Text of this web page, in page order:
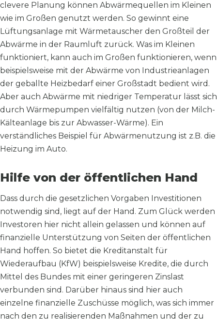
clevere Planung können Abwärmequellen im Kleinen
wie im Großen genutzt werden. So gewinnt eine
Lüftungsanlage mit Wärmetauscher den Großteil der
Abwärme in der Raumluft zurück. Was im Kleinen
funktioniert, kann auch im Großen funktionieren, wenn
beispielsweise mit der Abwärme von Industrieanlagen
der geballte Heizbedarf einer Großstadt bedient wird.
Aber auch Abwärme mit niedriger Temperatur lässt sich
durch Wärmepumpen vielfältig nutzen (von der Milch-
Kälteanlage bis zur Abwasser-Wärme). Ein
verständliches Beispiel für Abwärmenutzung ist z.B. die
Heizung im Auto.
Hilfe von der öffentlichen Hand
Dass durch die gesetzlichen Vorgaben Investitionen
notwendig sind, liegt auf der Hand. Zum Glück werden
Investoren hier nicht allein gelassen und können auf
finanzielle Unterstützung von Seiten der öffentlichen
Hand hoffen. So bietet die Kreditanstalt für
Wiederaufbau (KfW) beispielsweise Kredite, die durch
Mittel des Bundes mit einer geringeren Zinslast
verbunden sind. Darüber hinaus sind hier auch
einzelne finanzielle Zuschüsse möglich, was sich immer
nach den zu realisierenden Maßnahmen und der zu